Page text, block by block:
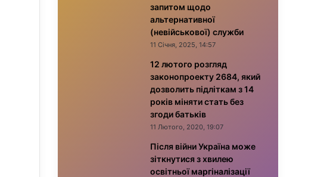
запитом щодо
альтернативної
(невійськової) служби
11 Січня, 2025, 14:57
12 лютого розгляд
законопроекту 2684, який
дозволить підліткам з 14
років міняти стать без
згоди батьків
11 Лютого, 2020, 19:07
Після війни Україна може
зіткнутися з хвилею
освітньої маргіналізації